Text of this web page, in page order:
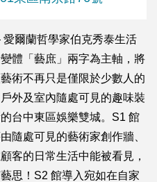
爾蘭哲學家伯克秀泰生活
體「藝庶」兩字為主軸，將
術不再只是僅限於少數人的
外及室內隨處可見的趣味裝
台中東區娛樂雙城。S1 館
隨處可見的藝術家創作牆、
客的日常生活中能被看見，
思！S2 館導入宛如在自家